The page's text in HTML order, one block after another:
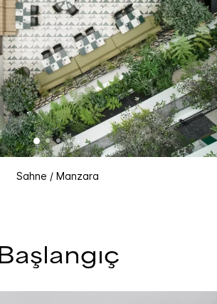
Sahne / Manzara
Başlangıç